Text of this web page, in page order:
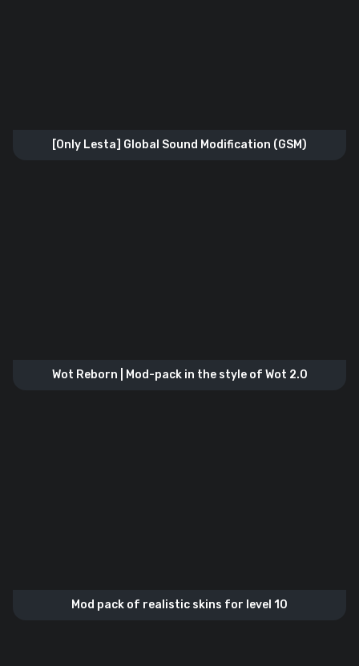
[Only Lesta] Global Sound Modification (GSM)
Wot Reborn | Mod-pack in the style of Wot 2.0
Mod pack of realistic skins for level 10